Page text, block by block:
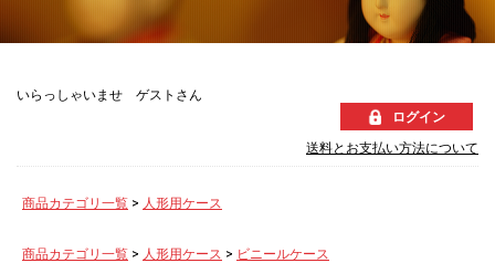
いらっしゃいませ ゲストさん
ログイン
送料とお支払い方法について
商品カテゴリ一覧 > 人形用ケース
商品カテゴリ一覧 > 人形用ケース > ビニールケース